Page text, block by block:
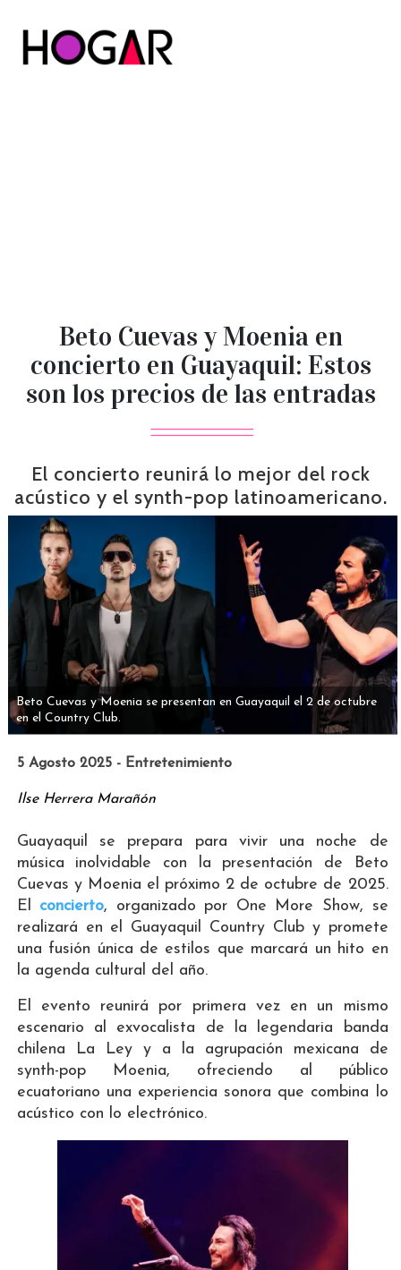
Beto Cuevas y Moenia en
concierto en Guayaquil: Estos
son los precios de las entradas
El concierto reunirá lo mejor del rock
acústico y el synth-pop latinoamericano.
Beto Cuevas y Moenia se presentan en Guayaquil el 2 de octubre
en el Country Club.
5 Agosto 2025 - Entretenimiento
Ilse Herrera Marañón
Guayaquil se prepara para vivir una noche de
música inolvidable con la presentación de Beto
Cuevas y Moenia el próximo 2 de octubre de 2025.
El concierto, organizado por One More Show, se
realizará en el Guayaquil Country Club y promete
una fusión única de estilos que marcará un hito en
la agenda cultural del año.
El evento reunirá por primera vez en un mismo
escenario al exvocalista de la legendaria banda
chilena La Ley y a la agrupación mexicana de
synth-pop Moenia, ofreciendo al público
ecuatoriano una experiencia sonora que combina lo
acústico con lo electrónico.